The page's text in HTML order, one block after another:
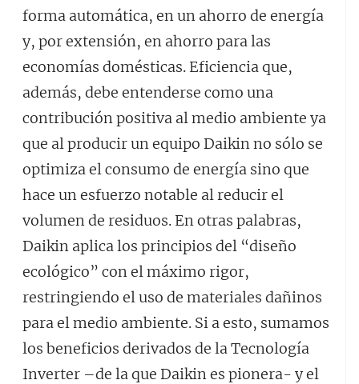
forma automática, en un ahorro de energía
y, por extensión, en ahorro para las
economías domésticas. Eficiencia que,
además, debe entenderse como una
contribución positiva al medio ambiente ya
que al producir un equipo Daikin no sólo se
optimiza el consumo de energía sino que
hace un esfuerzo notable al reducir el
volumen de residuos. En otras palabras,
Daikin aplica los principios del “diseño
ecológico” con el máximo rigor,
restringiendo el uso de materiales dañinos
para el medio ambiente. Si a esto, sumamos
los beneficios derivados de la Tecnología
Inverter –de la que Daikin es pionera- y el